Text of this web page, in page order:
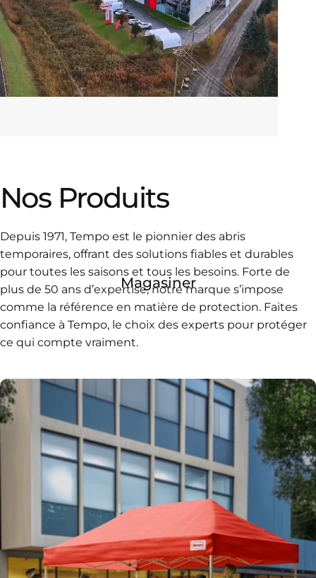
qualité, prêtes
uninstant
Magasiner
Nos Produits
Depuis 1971, Tempo est le pionnier des abris
temporaires, offrant des solutions fiables et durables
pour toutes les saisons et tous les besoins. Forte de
plus de 50 ans d’expertise, notre marque s’impose
comme la référence en matière de protection. Faites
confiance à Tempo, le choix des experts pour protéger
ce qui compte vraiment.